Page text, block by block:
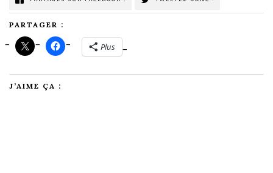
PARTAGER :
Plus
J’AIME ÇA :